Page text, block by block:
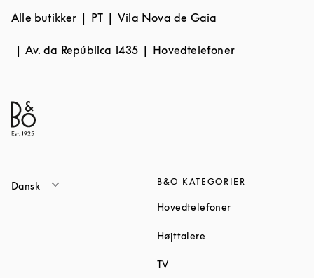
Alle butikker PT Vila Nova de Gaia
Av. da República 1435 Hovedtelefoner
Dansk B&O KATEGORIER
HovedtelefonerLink Opens in
Højttalere
TVLink Opens in New Tab